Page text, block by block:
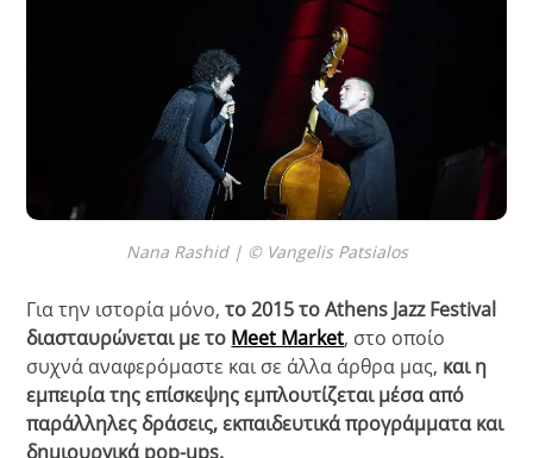
Nana Rashid | © Vangelis Patsialos
Για την ιστορία μόνο,το 2015 το Athens Jazz Festival
διασταυρώνεται με το Meet Market, στο οποίο
συχνά αναφερόμαστε και σε άλλα άρθρα μας, και η
εμπειρία της επίσκεψης εμπλουτίζεται μέσα από
παράλληλες δράσεις, εκπαιδευτικά προγράμματα και
δημιουργικά pop-ups.